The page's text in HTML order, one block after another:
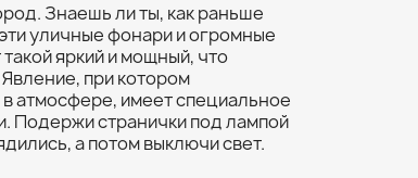
Знаешь ли ты, как раньше
уличные фонари и огромные
яркий и мощный, что
при котором
атмосфере, имеет специальное
Подержи странички под лампой
а потом выключи свет.